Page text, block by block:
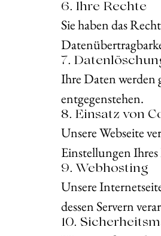
6. Ihre Rechte
Sie haben das
7.
Ihre Daten werden
entgegenstehen.
8. Einsatz von
Unsere Webseite
Einstellungen Ihres
9. Webhosting
Unsere
dessen Servern
10.